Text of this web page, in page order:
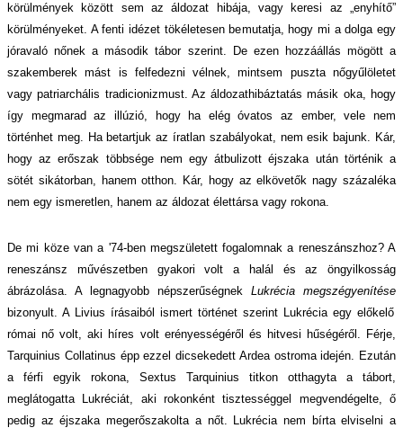
körülmények között sem az áldozat hibája, vagy keresi az „enyhítő”
körülményeket. A fenti idézet tökéletesen bemutatja, hogy mi a dolga egy
jóravaló nőnek a második tábor szerint. De ezen hozzáállás mögött a
szakemberek mást is felfedezni vélnek, mintsem puszta nőgyűlöletet
vagy patriarchális tradicionizmust. Az áldozathibáztatás másik oka, hogy
így megmarad az illúzió, hogy ha elég óvatos az ember, vele nem
történhet meg. Ha betartjuk az íratlan szabályokat, nem esik bajunk. Kár,
hogy az erőszak többsége nem egy átbulizott éjszaka után történik a
sötét sikátorban, hanem otthon. Kár, hogy az elkövetők nagy százaléka
nem egy ismeretlen, hanem az áldozat élettársa vagy rokona.
De mi köze van a '74-ben megszületett fogalomnak a reneszánszhoz? A
reneszánsz művészetben gyakori volt a halál és az öngyilkosság
ábrázolása. A legnagyobb népszerűségnek Lukrécia megszégyenítése
bizonyult. A Livius írásaiból ismert történet szerint Lukrécia egy előkelő
római nő volt, aki híres volt erényességéről és hitvesi hűségéről. Férje,
Tarquinius Collatinus éppezzel dicsekedett Ardea ostroma idején. Ezután
a férfi egyik rokona, Sextus Tarquinius titkon otthagyta a tábort,
meglátogatta Lukréciát, aki rokonként tisztességgel megvendégelte, ő
pedig az éjszaka megerőszakolta a nőt. Lukrécia nem bírta elviselni a